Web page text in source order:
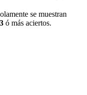
se muestran
3 ó más aciertos.